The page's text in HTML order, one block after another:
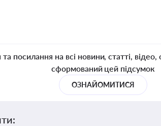
посилання на всі новини, статті,
сформований цей підсумок
ОЗНАЙОМИТИСЯ